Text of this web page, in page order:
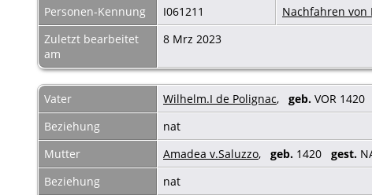
Personen-Kennung
I061211
Nachfahren von
Zuletzt bearbeitet
am
8 Mrz 2023
Vater Wilhelm.I de Polignac, geb. VOR 1420
Beziehung
nat
Mutter
Amadea v.Saluzzo, geb. 1420 gest.
Beziehung
nat